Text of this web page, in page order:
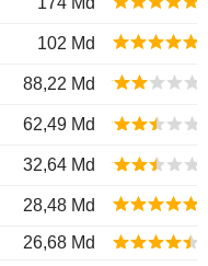
102 Md
88,22 Md
62,49 Md
32,64 Md
28,48 Md
26,68 Md